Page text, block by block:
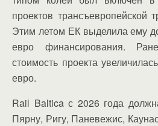
проектов трансъевропейской
Этим летом ЕК выделила ему
евро финансирования.
стоимость проекта
евро.
Rail Baltica с 2026 года
Пярну, Ригу, Паневежис,